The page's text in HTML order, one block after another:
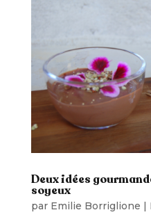
Deux idées
soyeux
par Emilie Borriglione |